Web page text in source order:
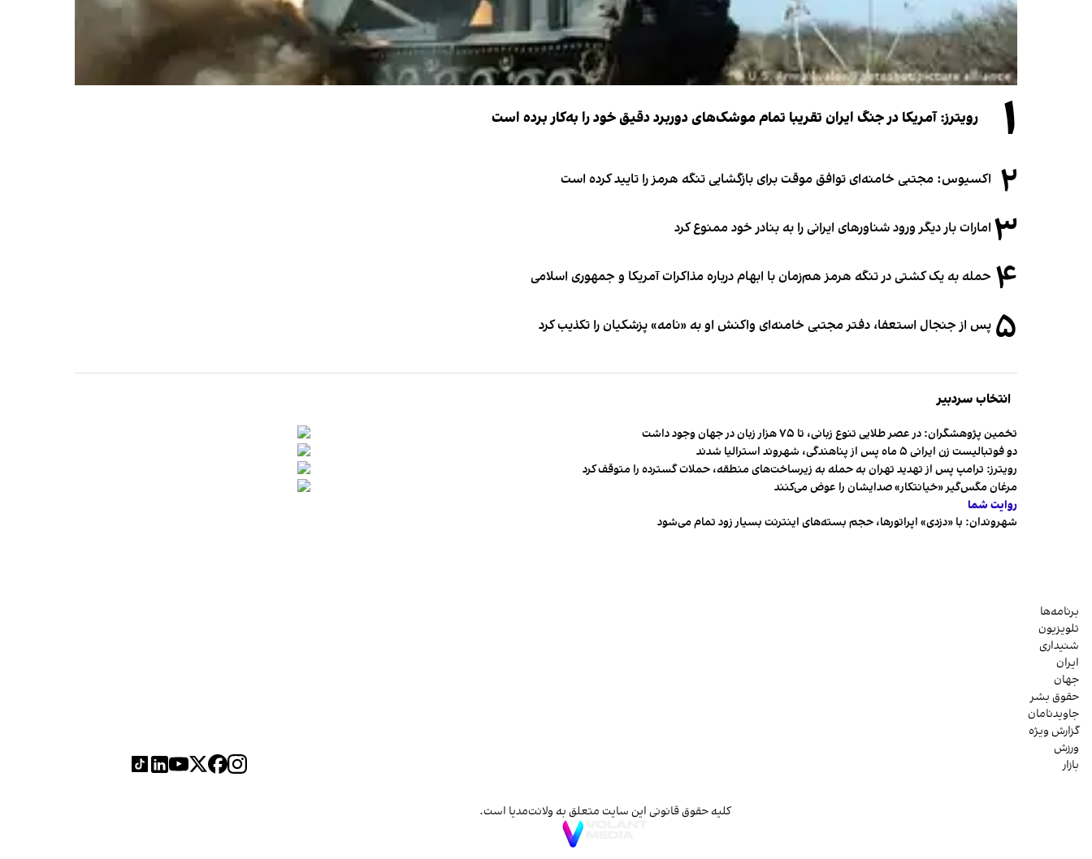
۱ رویترز: آمریکا در جنگ ایران تقریبا تمام موشک‌های دوربرد دقیق خود را به‌کار برده است
۲ اکسیوس: مجتبی خامنه‌ای توافق موقت برای بازگشایی تنگه هرمز را تایید کرده است
۳ امارات بار دیگر ورود شناورهای ایرانی را به بنادر خود ممنوع کرد
۴ حمله به یک کشتی در تنگه هرمز هم‌زمان با ابهام درباره مذاکرات آمریکا و جمهوری اسلامی
۵ پس از جنجال استعفا، دفتر مجتبی خامنه‌ای واکنش او به «نامه» پزشکیان را تکذیب کرد
انتخاب سردبیر
تخمین پژوهشگران: در عصر طلایی تنوع زبانی، تا ۷۵ هزار زبان در جهان وجود داشت
دو فوتبالیست زن ایرانی ۵ ماه پس از پناهندگی، شهروند استرالیا شدند
رویترز: ترامپ پس از تهدید تهران به حمله به زیرساخت‌های منطقه، حملات گسترده را متوقف کرد
مرغان مگس‌گیر «خیانتکار» صدایشان را عوض می‌کنند
روایت شما
شهروندان:‌ با «دزدی» اپراتورها، حجم بسته‌های اینترنت بسیار زود تمام می‌شود
برنامه‌ها
تلویزیون
شنیداری
ایران
جهان
حقوق بشر
جاویدنامان
گزارش ویژه
ورزش
بازار
کلیه حقوق قانونی این سایت متعلق به ولانت‌مدیا است.